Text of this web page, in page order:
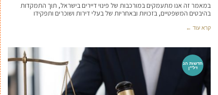
במאמר זה אנו מתעמקים במורכבות של פינוי דיירים בישראל, תוך התמקדות
בהיבטים המשפטיים, בזכויות ובאחריות של בעלי דירות ושוכרים ותפקידו
קרא עוד ←
חדשות הנ
דל''ן